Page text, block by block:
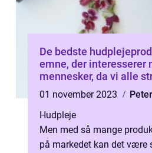
De bedste
emne, der interesserer
mennesker, da vi alle
have sund og smuk hud
01 november 2023
Hudpleje
Men med så mange
på markedet kan det være